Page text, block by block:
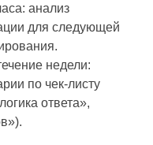
анализ
для следующей
недели:
по чек-листу
ответа»,